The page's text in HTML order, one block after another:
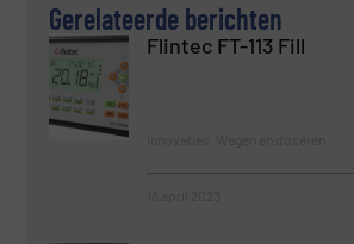
Gerelateerde berichten
Flintec FT-113 Fill